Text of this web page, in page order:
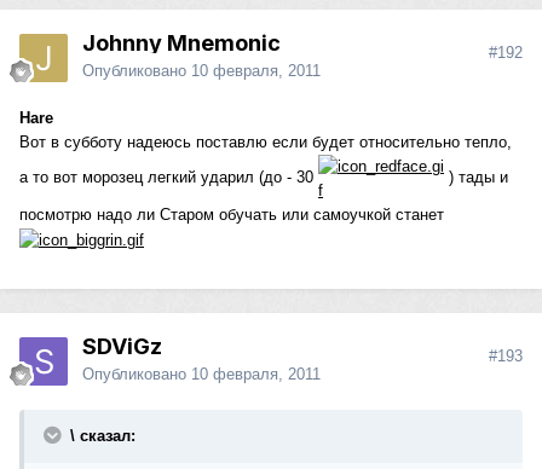
Johnny Mnemonic
Опубликовано 10 февраля, 2011
#192
Hare
Вот в субботу надеюсь поставлю если будет относительно тепло,
а то вот морозец легкий ударил (до - 30
) тады и
посмотрю надо ли Старом обучать или самоучкой станет
SDViGz
Опубликовано 10 февраля, 2011
#193
\ сказал: